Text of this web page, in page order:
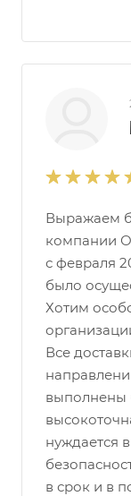
Выражаем
компании
с февраля
было
Хотим
Все
выполнены
нуждается
в срок и в